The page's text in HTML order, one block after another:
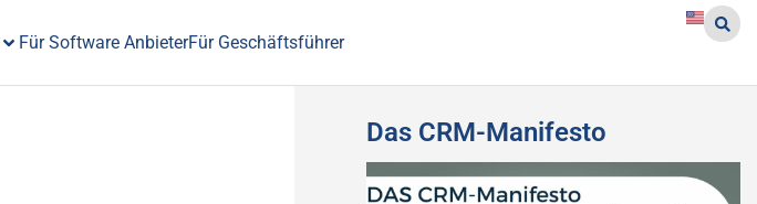
Für Software AnbieterFür Geschäftsführer
Das CRM-Manifesto